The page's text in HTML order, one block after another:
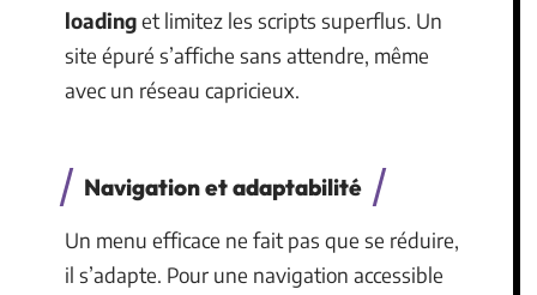
loadinget limitez les scripts superflus. Un
site épuré s’affiche sans attendre, même
avec un réseau capricieux.
Navigation et adaptabilité
Un menu efficace ne fait pas que se réduire,
il s’adapte. Pour une navigation accessible